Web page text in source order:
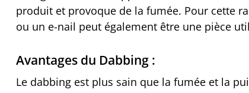
produit et provoque de la fumée. Pour cette
ou un e-nail peut également être une pièce
Avantages du Dabbing :
Le dabbing est plus sain que la fumée et la